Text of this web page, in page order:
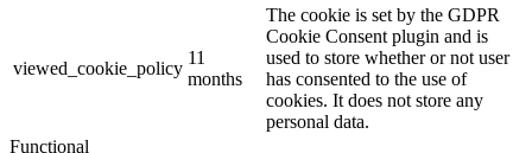
viewed_cookie_policy
11
months
The cookie is set by the GDPR
Cookie Consent plugin and is
used to store whether or not user
has consented to the use of
cookies. It does not store any
personal data.
Functional